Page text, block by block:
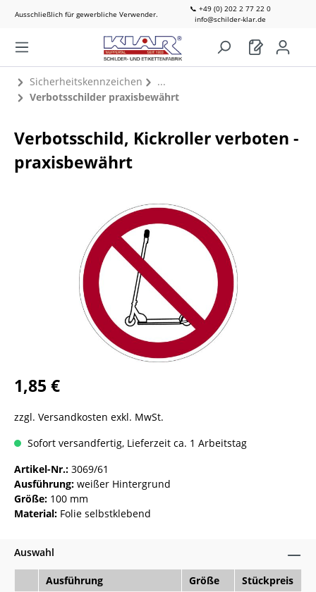
Ausschließlich für gewerbliche Verwender.
📞 +49 (0) 202 2 77 22 0
info@schilder-klar.de
Sicherheitskennzeichen
Verbotsschilder praxisbewährt
Verbotsschild, Kickroller verboten -
praxisbewährt
1,85 €
zzgl. Versandkosten exkl. MwSt.
Sofort versandfertig, Lieferzeit ca. 1 Arbeitstag
Artikel-Nr.: 3069/61
Ausführung: weißer Hintergrund
Größe: 100 mm
Material: Folie selbstklebend
Auswahl
Ausführung Größe
Stückpreis